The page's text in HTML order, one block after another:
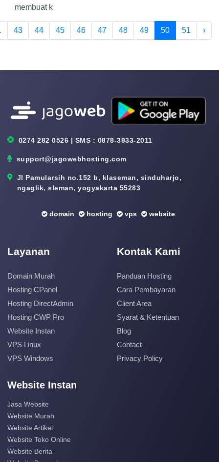
membuat k
43 44 45 46 47 48 49 50 51 ›
0274 282 0526 | SMS : 0878-3933-2011
support@jagowebhosting.com
Jl Pamularsih no.152 b, klaseman, sinduharjo,
ngaglik, sleman, yogyakarta 55283
domain hosting vps website
Layanan
Domain Murah
Hosting CPanel
Hosting DirectAdmin
Hosting CWP Pro
Website Instan
VPS Linux
VPS Windows
Kontak Kami
Panduan Hosting
Cara Pembayaran
Client Area
Syarat & Ketentuan
Blog
Contact
Privacy Policy
Website Instan
Jasa Website
Website Murah
Website Artikel
Website Toko Online
Website Berita